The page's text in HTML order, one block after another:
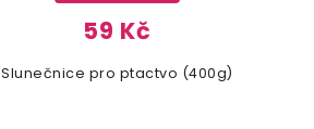
59 Kč
Slunečnice pro ptactvo (400g)